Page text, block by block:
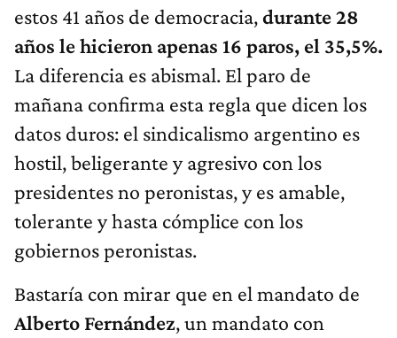
estos 41 años de democracia,durante 28
años le hicieron apenas 16 paros, el 35,5%.
La diferencia es abismal. El paro de
mañana confirma esta regla que dicen los
datos duros: el sindicalismo argentino es
hostil, beligerante y agresivo con los
presidentes no peronistas, y es amable,
tolerante y hasta cómplice con los
gobiernos peronistas.
Bastaría con mirar que en el mandato de
Alberto Fernández, un mandato con